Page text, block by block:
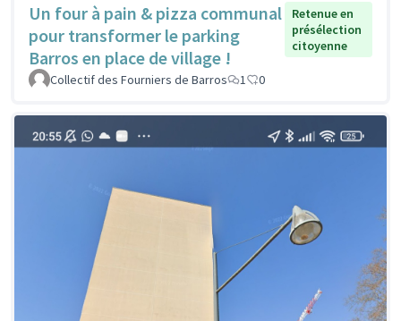
Un four à pain & pizza communal
pour transformer le parking
Barros en place de village !
Retenue en
présélection
citoyenne
Collectif des Fourniers de Barros 1 0